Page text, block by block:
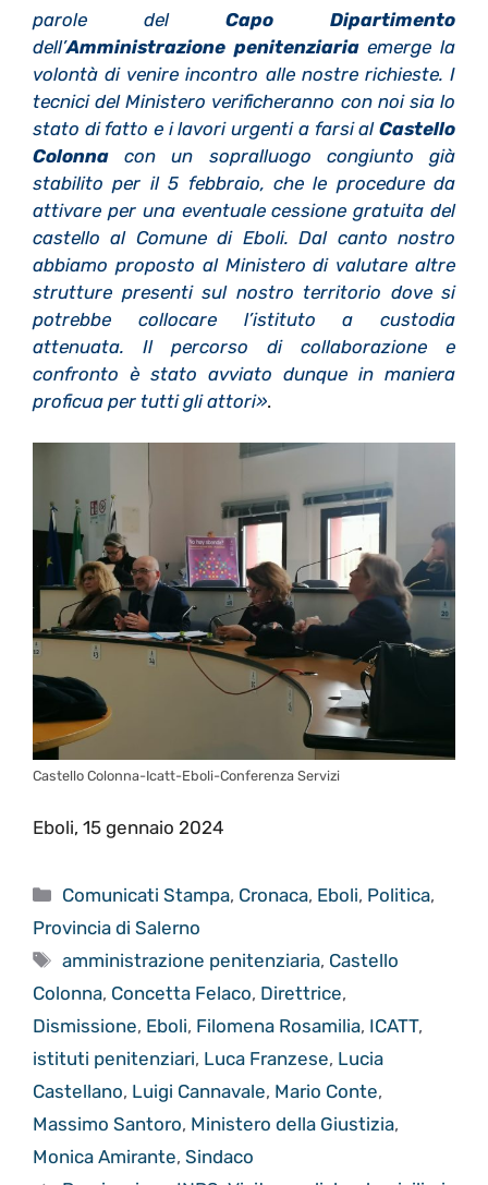
parole del Capo Dipartimento
dell’Amministrazione penitenziariaemerge la
volontà di venire incontro alle nostre richieste. I
tecnici del Ministero verificheranno con noi sia lo
stato di fatto e i lavori urgenti a farsi al Castello
Colonna con un sopralluogo congiunto già
stabilito per il 5 febbraio, che le procedure da
attivare per una eventuale cessione gratuita del
castello al Comune di Eboli. Dal canto nostro
abbiamo proposto al Ministero di valutare altre
strutture presenti sul nostro territorio dove si
potrebbe collocare l’istituto a custodia
attenuata. Il percorso di collaborazione e
confronto è stato avviato dunque in maniera
proficua per tutti gli attori».
Castello Colonna-Icatt-Eboli-Conferenza Servizi
Eboli, 15 gennaio 2024
Categorie
Comunicati Stampa, Cronaca, Eboli, Politica,
Provincia di Salerno
Tag
amministrazione penitenziaria, Castello
Colonna, Concetta Felaco, Direttrice,
Dismissione, Eboli, Filomena Rosamilia, ICATT,
istituti penitenziari, Luca Franzese, Lucia
Castellano, Luigi Cannavale, Mario Conte,
Massimo Santoro, Ministero della Giustizia,
Monica Amirante, Sindaco